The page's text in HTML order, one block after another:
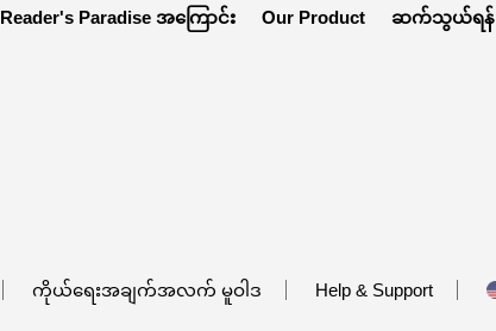
Reader's Paradise အကြောင်း Our Product ဆက်သွယ်ရန်
ကိုယ်ရေးအချက်အလက် မူဝါဒ Help & Support